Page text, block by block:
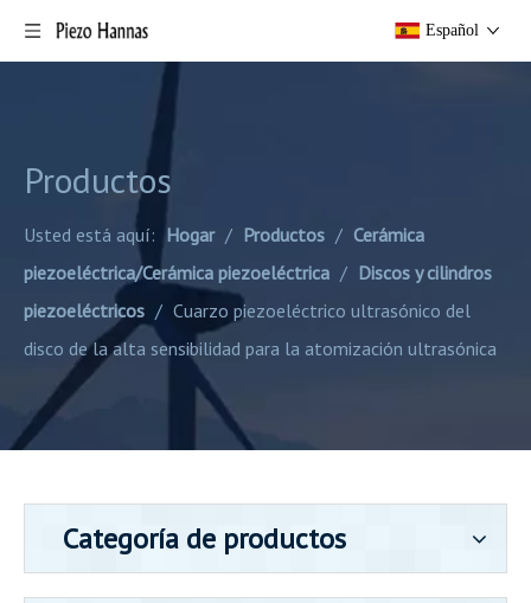
Español
Productos
Usted está aquí: Hogar / Productos / Cerámica
piezoeléctrica/Cerámica piezoeléctrica / Discos y cilindros
piezoeléctricos / Cuarzo piezoeléctrico ultrasónico del
disco de la alta sensibilidad para la atomización ultrasónica
Categoría de productos